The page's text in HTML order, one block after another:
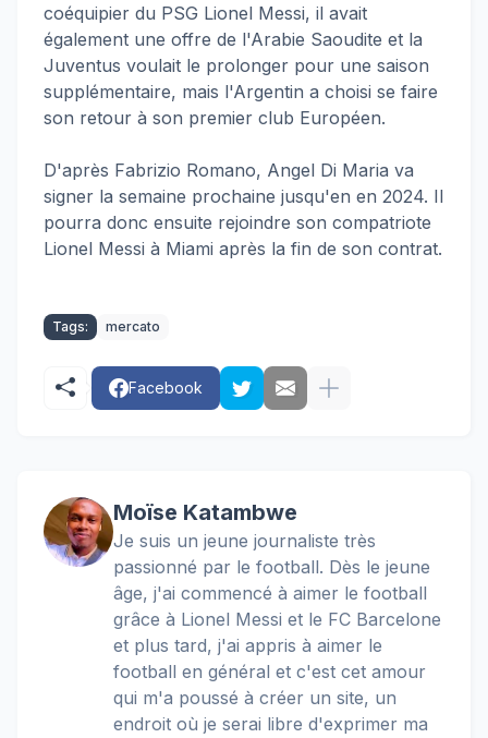
coéquipier du PSG Lionel Messi, il avait
également une offre de l'Arabie Saoudite et la
Juventus voulait le prolonger pour une saison
supplémentaire, mais l'Argentin a choisi se faire
son retour à son premier club Européen.
D'après Fabrizio Romano, Angel Di Maria va
signer la semaine prochaine jusqu'en en 2024. Il
pourra donc ensuite rejoindre son compatriote
Lionel Messi à Miami après la fin de son contrat.
Tags: mercato
Facebook
Moïse Katambwe
Je suis un jeune journaliste très
passionné par le football. Dès le jeune
âge, j'ai commencé à aimer le football
grâce à Lionel Messi et le FC Barcelone
et plus tard, j'ai appris à aimer le
football en général et c'est cet amour
qui m'a poussé à créer un site, un
endroit où je serai libre d'exprimer ma